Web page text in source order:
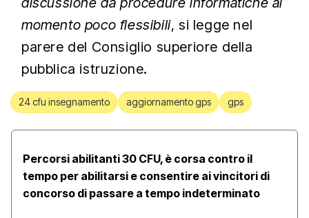
momento poco flessibili, si legge nel
parere del Consiglio superiore della
pubblica istruzione.
24 cfu insegnamento aggiornamento gps gps
Percorsi abilitanti 30 CFU, è corsa contro il
tempo per abilitarsi e consentire ai vincitori di
concorso di passare a tempo indeterminato